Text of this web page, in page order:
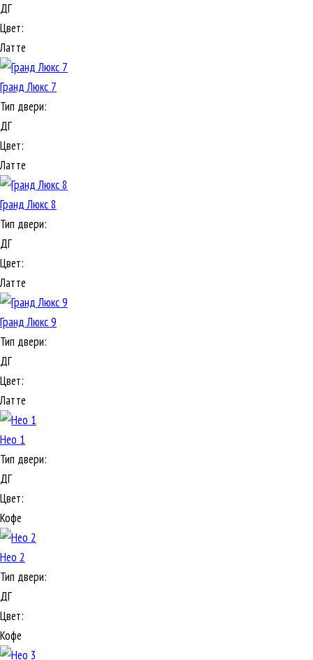
ДГ
Цвет:
Латте
Гранд Люкс 7
Тип двери:
ДГ
Цвет:
Латте
Гранд Люкс 8
Тип двери:
ДГ
Цвет:
Латте
Гранд Люкс 9
Тип двери:
ДГ
Цвет:
Латте
Нео 1
Тип двери:
ДГ
Цвет:
Кофе
Нео 2
Тип двери:
ДГ
Цвет:
Кофе